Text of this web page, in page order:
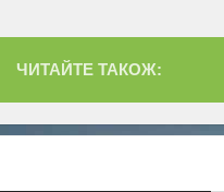
ЧИТАЙТЕ ТАКОЖ: